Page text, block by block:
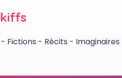
- Fictions - Récits -